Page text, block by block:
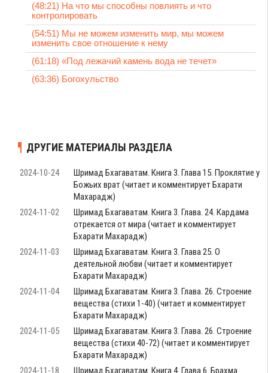
(48:21) На что мы способны повлиять и что
контролировать
(54:51) Мы не можем изменить мир, мы можем
изменить свое отношение к нему
(61:18) «Под лежачий камень вода не течет»
(63:36) Богохульство
ДРУГИЕ МАТЕРИАЛЫ РАЗДЕЛА
2024-10-24
Шримад Бхагаватам. Книга 3. Глава 15. Проклятие у
Божьих врат (читает и комментирует Бхарати
Махарадж)
2024-11-02
Шримад Бхагаватам. Книга 3. Глава. 24. Кардама
отрекается от мира (читает и комментирует
Бхарати Махарадж)
2024-11-03
Шримад Бхагаватам. Книга 3. Глава 25. О
деятельной любви (читает и комментирует
Бхарати Махарадж)
2024-11-04
Шримад Бхагаватам. Книга 3. Глава. 26. Строение
вещества (стихи 1-40) (читает и комментирует
Бхарати Махарадж)
2024-11-05
Шримад Бхагаватам. Книга 3. Глава. 26. Строение
вещества (стихи 40-72) (читает и комментирует
Бхарати Махарадж)
2024-11-18
Шримад Бхагаватам. Книга 4. Глава 6. Брахма